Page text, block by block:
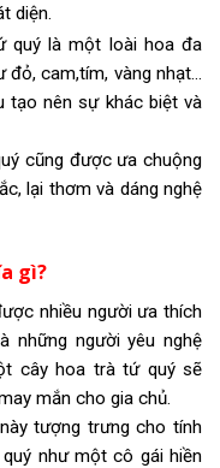
diện.
quý là một loài hoa đa
đỏ, cam,tím, vàng nhạt…
tạo nên sự khác biệt và
cũng được ưa chuộng
lại thơm và dáng nghệ
gì?
nhiều người ưa thích
những người yêu nghệ
cây hoa trà tứ quý sẽ
mắn cho gia chủ.
tượng trưng cho tính
như một cô gái hiền